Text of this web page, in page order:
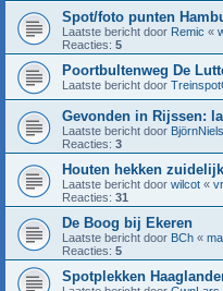
Spot/foto punten
Laatste bericht door Remic «
Reacties: 5
Poortbultenweg De
Laatste bericht door
Gevonden in Rijssen:
Laatste bericht door
Reacties: 3
Houten hekken
Laatste bericht door wilcot «
Reacties: 31
De Boog bij Ekeren
Laatste bericht door BCh «
Reacties: 5
Spotplekken